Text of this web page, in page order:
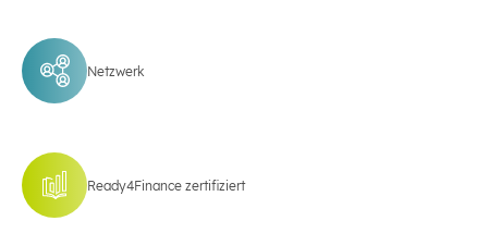
Netzwerk
Ready4Finance zertifiziert